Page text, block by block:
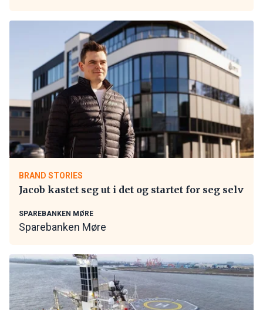
BRAND STORIES
Jacob kastet seg ut i det og startet for seg selv
SPAREBANKEN MØRE
Sparebanken Møre